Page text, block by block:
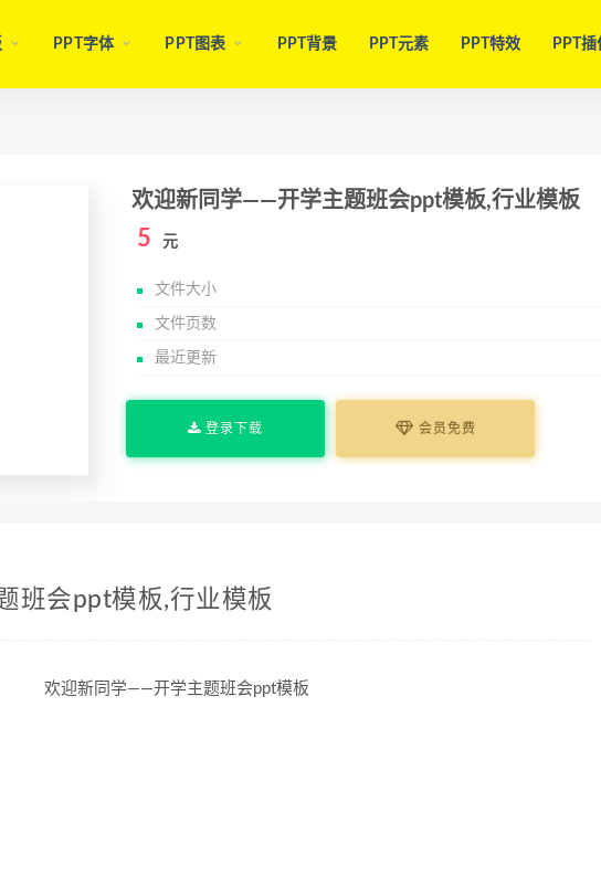
PPT字体 PPT图表 PPT背景 PPT元素 PPT特效 PPT插
欢迎新同学——开学主题班会ppt模板,行业模板
5 元
文件大小
文件页数
最近更新
登录下载 会员免费
班会ppt模板,行业模板